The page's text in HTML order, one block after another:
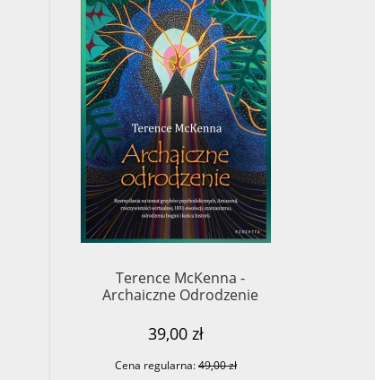
Terence McKenna -
Archaiczne Odrodzenie
39,00 zł
Cena regularna:49,00 zł